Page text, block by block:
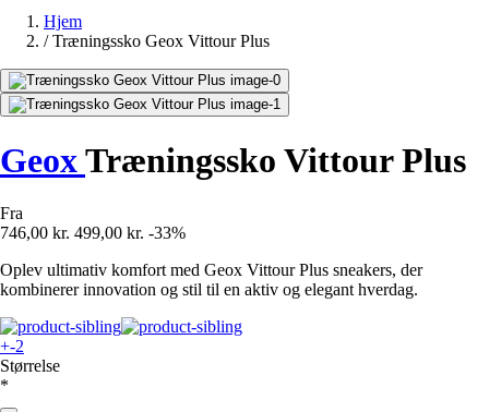
Hjem
/ Træningssko Geox Vittour Plus
GeoxTræningssko Vittour Plus
Fra
746,00 kr. 499,00 kr. -33%
Oplev ultimativ komfort med Geox Vittour Plus sneakers, der
kombinerer innovation og stil til en aktiv og elegant hverdag.
+-2
Størrelse
*